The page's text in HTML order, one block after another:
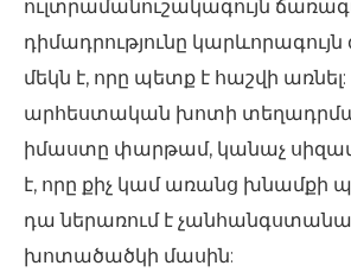
ուլտրամանուշակագույն
դիմադրությունը կարևորագույն
մեկն է, որը պետք է հաշվի առնել:
արհեստական ​​խոտի
իմաստը փարթամ, կանաչ
է, որը քիչ կամ առանց խնամքի
դա ներառում է
խոտածածկի մասին: